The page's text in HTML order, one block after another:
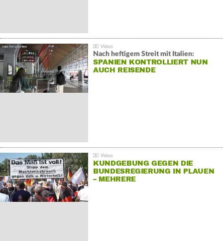
Nach heftigem Streit mit Italien:
SPANIEN KONTROLLIERT NUN
AUCH REISENDE
KUNDGEBUNG GEGEN DIE
BUNDESREGIERUNG IN PLAUEN
– MEHRERE